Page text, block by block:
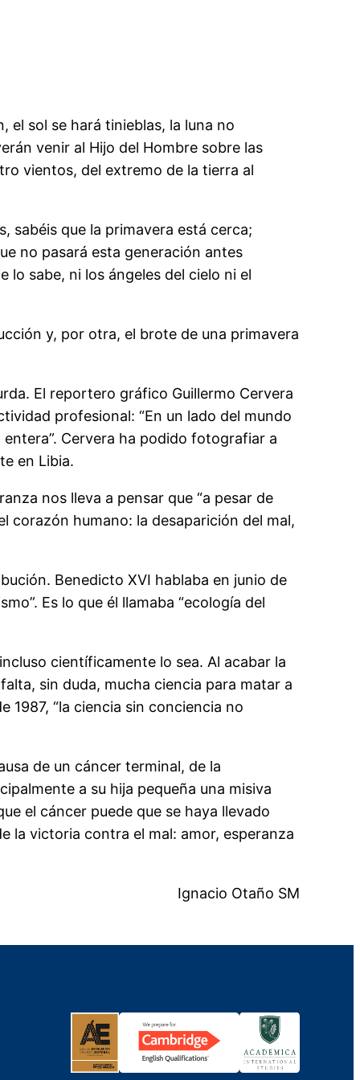
el sol se hará tinieblas, la luna no
venir al Hijo del Hombre sobre las
vientos, del extremo de la tierra al
sabéis que la primavera está cerca;
no pasará esta generación antes
lo sabe, ni los ángeles del cielo ni el
y, por otra, el brote de una primavera
El reportero gráfico Guillermo Cervera
profesional: “En un lado del mundo
Cervera ha podido fotografiar a
en Libia.
nos lleva a pensar que “a pesar de
corazón humano: la desaparición del mal,
Benedicto XVI hablaba en junio de
Es lo que él llamaba “ecología del
científicamente lo sea. Al acabar la
sin duda, mucha ciencia para matar a
1987, “la ciencia sin conciencia no
de un cáncer terminal, de la
a su hija pequeña una misiva
el cáncer puede que se haya llevado
la victoria contra el mal: amor, esperanza
Ignacio Otaño SM